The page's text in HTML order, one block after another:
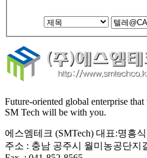
Future-oriented global enterprise
SM Tech will be with you.
에스엠테크 (SMTech) 대표:명흥식
주소 : 충남 공주시 월미농공단지